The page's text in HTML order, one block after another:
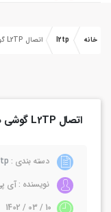
خانه l2tp اتصال L2TP گوشی های آیفون
اتصال L2TP گوشی های آیفون
دسته بندی :
نویسنده : آی